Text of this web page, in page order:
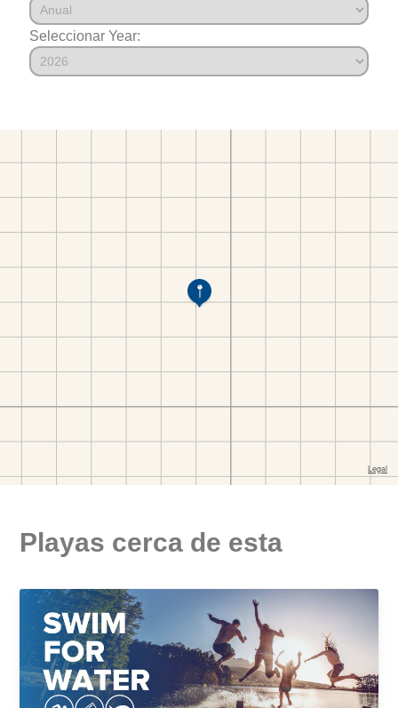
Seleccionar Year:
Playas cerca de esta